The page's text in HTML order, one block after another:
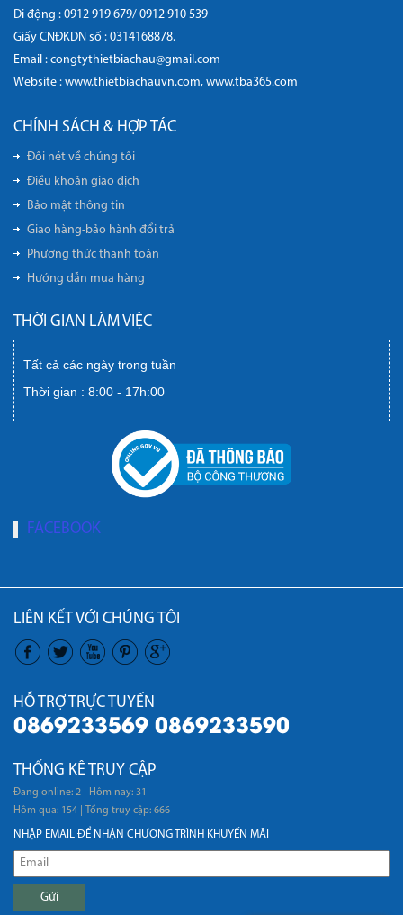
Di động : 0912 919 679/ 0912 910 539
Giấy CNĐKDN số : 0314168878.
Email : congtythietbiachau@gmail.com
Website : www.thietbiachauvn.com, www.tba365.com
CHÍNH SÁCH & HỢP TÁC
Đôi nét về chúng tôi
Điều khoản giao dịch
Bảo mật thông tin
Giao hàng-bảo hành đổi trả
Phương thức thanh toán
Hướng dẫn mua hàng
THỜI GIAN LÀM VIỆC
Tất cả các ngày trong tuần
Thời gian : 8:00 - 17h:00
FACEBOOK
LIÊN KẾT VỚI CHÚNG TÔI
HỖ TRỢ TRỰC TUYẾN
0869233569 0869233590
THỐNG KÊ TRUY CẬP
Đang online: 2
Hôm nay: 31
Hôm qua: 154
Tổng truy cập: 666
NHẬP EMAIL ĐỂ NHẬN CHƯƠNG TRÌNH KHUYẾN MÃI
Gửi